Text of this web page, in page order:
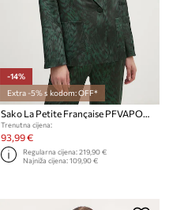
-14%
Extra -5% s kodom: OFF*
Sako La Petite Française PFVAPOREUSE
Trenutna cijena:
93,99 €
Regularna cijena:219,90 €
Najniža cijena:109,90 €